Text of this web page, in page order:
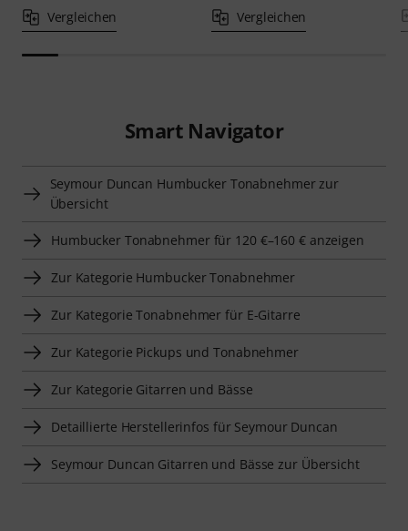
Vergleichen Vergleichen
Smart Navigator
Seymour Duncan Humbucker Tonabnehmer zur
Übersicht
Humbucker Tonabnehmer für 120 €–160 € anzeigen
Zur Kategorie Humbucker Tonabnehmer
Zur Kategorie Tonabnehmer für E-Gitarre
Zur Kategorie Pickups und Tonabnehmer
Zur Kategorie Gitarren und Bässe
Detaillierte Herstellerinfos für Seymour Duncan
Seymour Duncan Gitarren und Bässe zur Übersicht